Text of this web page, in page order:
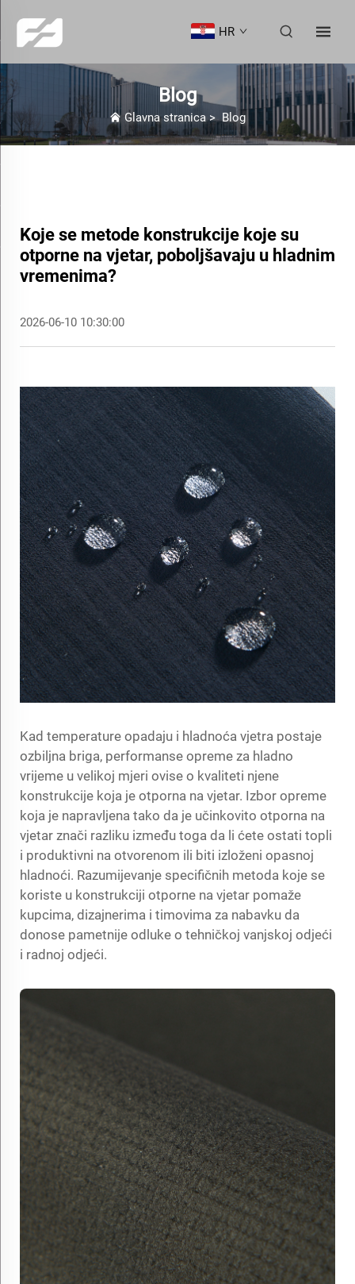
HR
Blog
Glavna stranica>Blog
Koje se metode konstrukcije koje su
otporne na vjetar, poboljšavaju u hladnim
vremenima?
2026-06-10 10:30:00
Kad temperature opadaju i hladnoća vjetra postaje
ozbiljna briga, performanse opreme za hladno
vrijeme u velikoj mjeri ovise o kvaliteti njene
konstrukcije koja je otporna na vjetar. Izbor opreme
koja je napravljena tako da je učinkovito otporna na
vjetar znači razliku između toga da li ćete ostati topli
i produktivni na otvorenom ili biti izloženi opasnoj
hladnoći. Razumijevanje specifičnih metoda koje se
koriste u konstrukciji otporne na vjetar pomaže
kupcima, dizajnerima i timovima za nabavku da
donose pametnije odluke o tehničkoj vanjskoj odjeći
i radnoj odjeći.